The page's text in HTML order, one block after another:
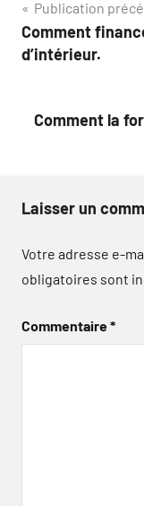
Navigation
de
Publication
Comment
d’intérieur.
Comment la
Laisser un
Votre adresse e-
obligatoires sont
Commentaire*